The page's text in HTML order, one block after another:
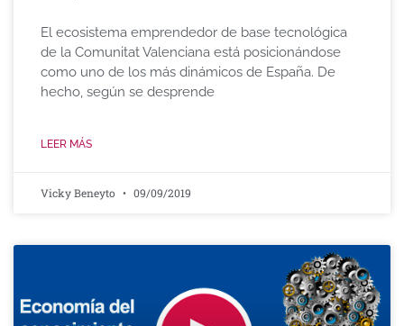
El ecosistema emprendedor de base tecnológica
de la Comunitat Valenciana está posicionándose
como uno de los más dinámicos de España. De
hecho, según se desprende
LEER MÁS
Vicky Beneyto 09/09/2019